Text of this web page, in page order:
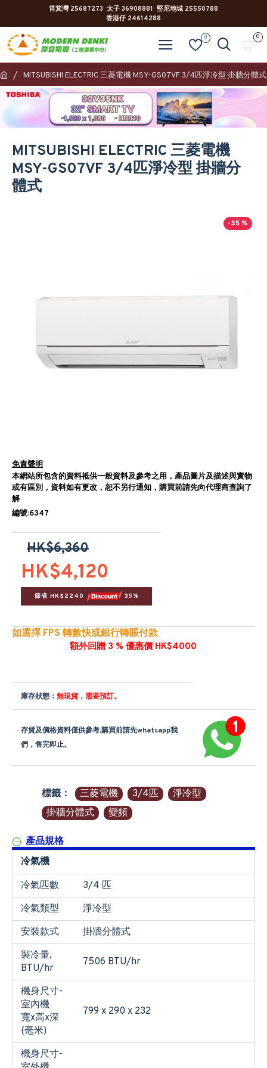
筲箕灣 25687273 太子 36908881 堅尼地城 25550788
香港仔 24614288
0 0
MITSUBISHI ELECTRIC 三菱電機 MSY-GS07VF 3/4匹淨冷型 掛牆分體式
MITSUBISHI ELECTRIC 三菱電機
MSY-GS07VF 3/4匹淨冷型 掛牆分
體式
-35 %
免責聲明
本網站所包含的資料祗供一般資料及參考之用，產品圖片及描述與實物
或有區別，資料如有更改，恕不另行通知，購買前請先向代理商查詢了
解
編號:6347
HK$4,120
HK$6,360
節省 HK$2240 35%
如選擇 FPS 轉數快或銀行轉賬付款
額外回贈 3 % 優惠價 HK$4000
庫存狀態： 無現貨，需要預訂。
存貨及價格資料僅供參考,購買前請先whatsapp我
們，售完即止。
標籤： 三菱電機 3/4匹
淨冷型
掛牆分體式
變頻
產品規格
冷氣機
冷氣匹數
3/4 匹
冷氣類型
淨冷型
安裝款式
掛牆分體式
製冷量,
BTU/hr
7506 BTU/hr
機身尺寸-
室內機
寬x高x深
(毫米)
799 x 290 x 232
機身尺寸-